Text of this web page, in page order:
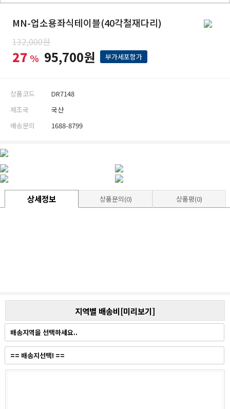
MN-업소용좌식테이블(40각철재다리)
132,000원
27 % 95,700원 부가세포함가
상품코드
DR7148
제조국
국산
배송문의
1688-8799
상세정보 상품문의(0) 상품평(0)
지역별 배송비[미리보기]